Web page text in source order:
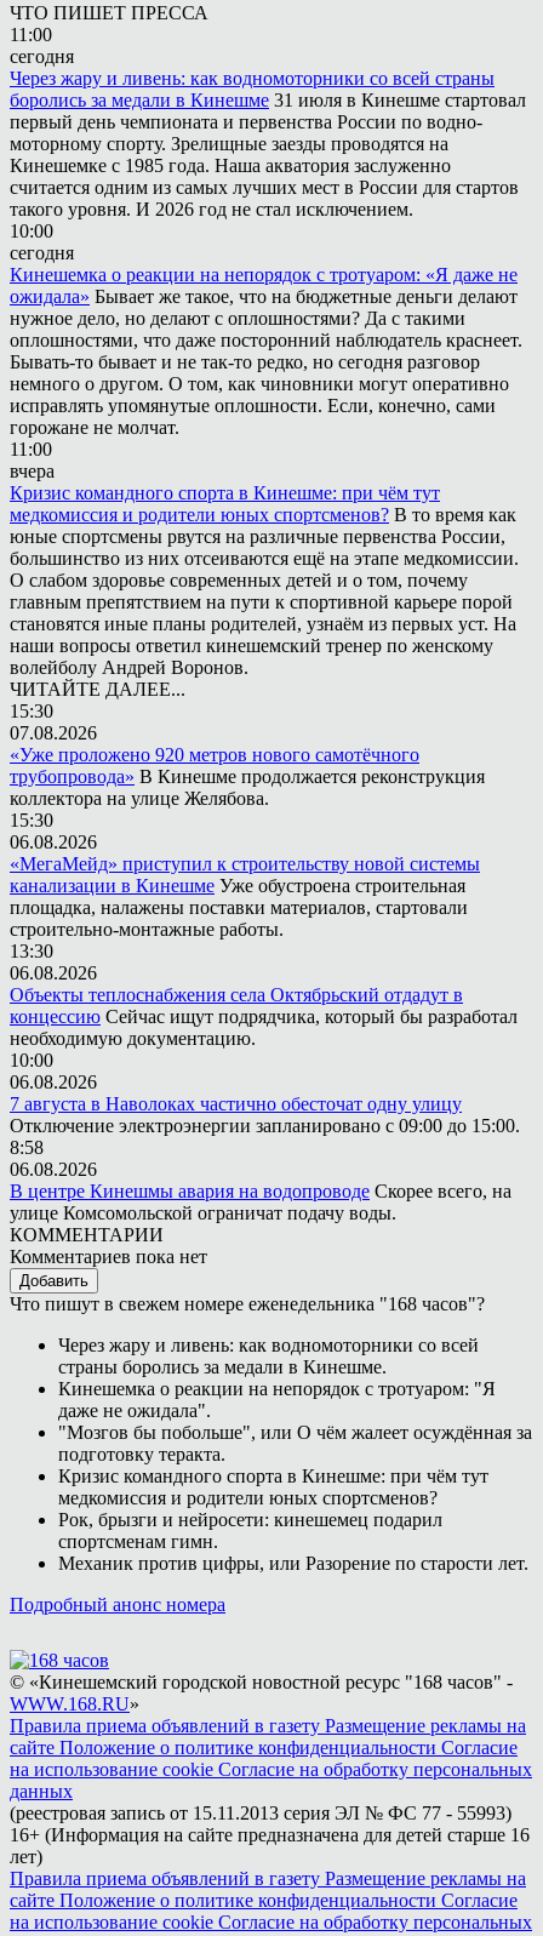
ЧТО ПИШЕТ ПРЕССА
11:00
сегодня
Через жару и ливень: как водномоторники со всей страны
боролись за медали в Кинешме 31 июля в Кинешме стартовал
первый день чемпионата и первенства России по водно-
моторному спорту. Зрелищные заезды проводятся на
Кинешемке с 1985 года. Наша акватория заслуженно
считается одним из самых лучших мест в России для стартов
такого уровня. И 2026 год не стал исключением.
10:00
сегодня
Кинешемка о реакции на непорядок с тротуаром: «Я даже не
ожидала» Бывает же такое, что на бюджетные деньги делают
нужное дело, но делают с оплошностями? Да с такими
оплошностями, что даже посторонний наблюдатель краснеет.
Бывать-то бывает и не так-то редко, но сегодня разговор
немного о другом. О том, как чиновники могут оперативно
исправлять упомянутые оплошности. Если, конечно, сами
горожане не молчат.
11:00
вчера
Кризис командного спорта в Кинешме: при чём тут
медкомиссия и родители юных спортсменов? В то время как
юные спортсмены рвутся на различные первенства России,
большинство из них отсеиваются ещё на этапе медкомиссии.
О слабом здоровье современных детей и о том, почему
главным препятствием на пути к спортивной карьере порой
становятся иные планы родителей, узнаём из первых уст. На
наши вопросы ответил кинешемский тренер по женскому
волейболу Андрей Воронов.
ЧИТАЙТЕ ДАЛЕЕ...
15:30
07.08.2026
«Уже проложено 920 метров нового самотёчного
трубопровода» В Кинешме продолжается реконструкция
коллектора на улице Желябова.
15:30
06.08.2026
«МегаМейд» приступил к строительству новой системы
канализации в Кинешме Уже обустроена строительная
площадка, налажены поставки материалов, стартовали
строительно-монтажные работы.
13:30
06.08.2026
Объекты теплоснабжения села Октябрьский отдадут в
концессию Сейчас ищут подрядчика, который бы разработал
необходимую документацию.
10:00
06.08.2026
7 августа в Наволоках частично обесточат одну улицу
Отключение электроэнергии запланировано с 09:00 до 15:00.
8:58
06.08.2026
В центре Кинешмы авария на водопроводе Скорее всего, на
улице Комсомольской ограничат подачу воды.
КОММЕНТАРИИ
Комментариев пока нет
Добавить
Что пишут в свежем номере еженедельника "168 часов"?
Через жару и ливень: как водномоторники со всей
страны боролись за медали в Кинешме.
Кинешемка о реакции на непорядок с тротуаром: "Я
даже не ожидала".
"Мозгов бы побольше", или О чём жалеет осуждённая за
подготовку теракта.
Кризис командного спорта в Кинешме: при чём тут
медкомиссия и родители юных спортсменов?
Рок, брызги и нейросети: кинешемец подарил
спортсменам гимн.
Механик против цифры, или Разорение по старости лет.
Подробный анонс номера
© «Кинешемский городской новостной ресурс "168 часов" -
WWW.168.RU»
Правила приема объявлений в газету Размещение рекламы на
сайте Положение о политике конфиденциальности Согласие
на использование cookie Согласие на обработку персональных
данных
(реестровая запись от 15.11.2013 серия ЭЛ № ФС 77 - 55993)
16+ (Информация на сайте предназначена для детей старше 16
лет)
Правила приема объявлений в газету Размещение рекламы на
сайте Положение о политике конфиденциальности Согласие
на использование cookie Согласие на обработку персональных